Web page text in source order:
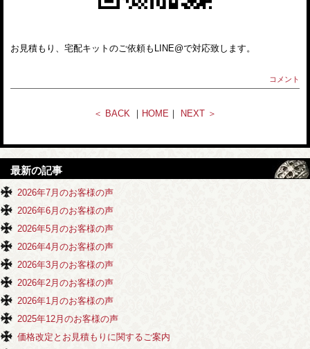
お見積もり、宅配キットのご依頼もLINE@で対応致します。
コメント
＜ BACK ｜ HOME ｜ NEXT ＞
最新の記事
2026年7月のお客様の声
2026年6月のお客様の声
2026年5月のお客様の声
2026年4月のお客様の声
2026年3月のお客様の声
2026年2月のお客様の声
2026年1月のお客様の声
2025年12月のお客様の声
価格改定とお見積もりに関するご案内